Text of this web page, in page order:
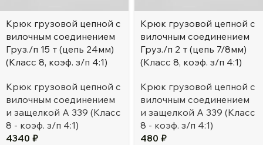
Крюк грузовой цепной с
вилочным соединением
Груз./п 15 т (цепь 24мм)
(Класс 8, коэф. з/п 4:1)
Крюк грузовой цепной с
вилочным соединением
и защелкой А 339 (Класс
8 - коэф. з/п 4:1)
4340 ₽
Крюк грузовой цепной с
вилочным соединением
Груз./п 2 т (цепь 7/8мм)
(Класс 8, коэф. з/п 4:1)
Крюк грузовой цепной с
вилочным соединением
и защелкой А 339 (Класс
8 - коэф. з/п 4:1)
480 ₽